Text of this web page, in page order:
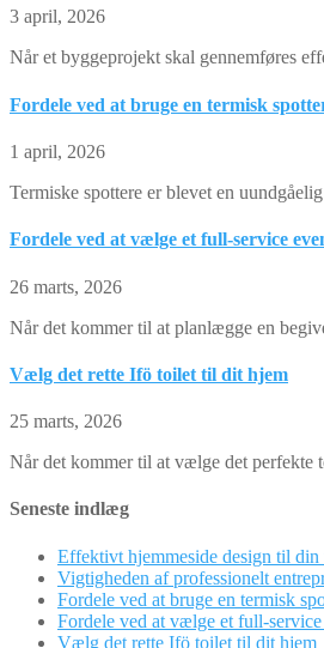
3 april, 2026
Når et byggeprojekt skal gennemføres
Fordele ved at bruge en termisk
1 april, 2026
Termiske spottere er blevet en
Fordele ved at vælge et full-service
26 marts, 2026
Når det kommer til at planlægge en
Vælg det rette Ifö toilet til dit hjem
25 marts, 2026
Når det kommer til at vælge det
Seneste indlæg
Effektivt hjemmeside design til din
Vigtigheden af professionelt
Fordele ved at bruge en termisk
Fordele ved at vælge et full-service
Vælg det rette Ifö toilet til dit hjem